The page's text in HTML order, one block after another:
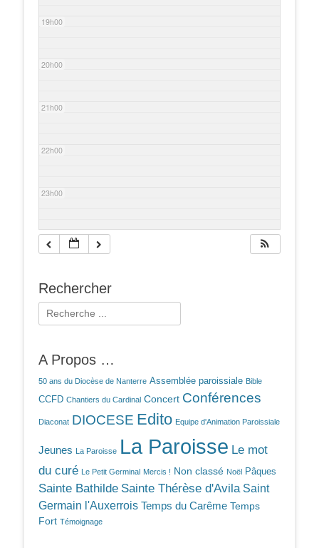
19h00
20h00
21h00
22h00
23h00
Rechercher
Rechercher :
A Propos …
50 ans du Diocèse de Nanterre Assemblée paroissiale Bible
CCFD Chantiers du Cardinal Concert Conférences
Diaconat DIOCESE Edito Equipe d'Animation Paroissiale
Jeunes La Paroisse La Paroisse Le mot
du curé Le Petit Germinal Mercis ! Non classé Noël Pâques
Sainte Bathilde Sainte Thérèse d'Avila Saint
Germain l'Auxerrois Temps du Carême Temps
Fort Témoignage